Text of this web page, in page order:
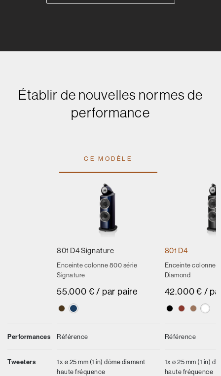
Établir de nouvelles normes de
performance
Performances
Tweeters
CE MODÈLE
801 D4 Signature
Enceinte colonne 800 série
Signature
55.000 € / par paire
Référence
1x ø 25 mm (1 in) dôme diamant
haute fréquence
801 D4
Enceinte colonne
Diamond
42.000 € /
Référence
1x ø 25 mm (1 in)
haute fréquence